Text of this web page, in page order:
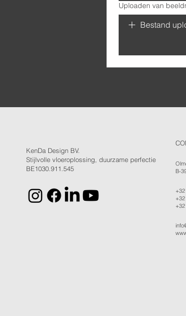
Uploaden van
Bestand
KenDa Design BV.
Stijlvolle vloeroplossing, duurzame perfectie
BE1030.911.545
B-